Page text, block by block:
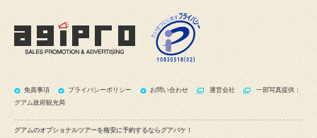
免責事項 プライバシーポリシー お問い合わせ 運営会社
一部写真提供：
グアム政府観光局
グアムのオプショナルツアーを格安に予約するならグアバケ！